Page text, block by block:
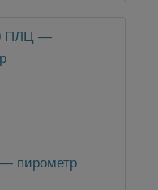
пирометр